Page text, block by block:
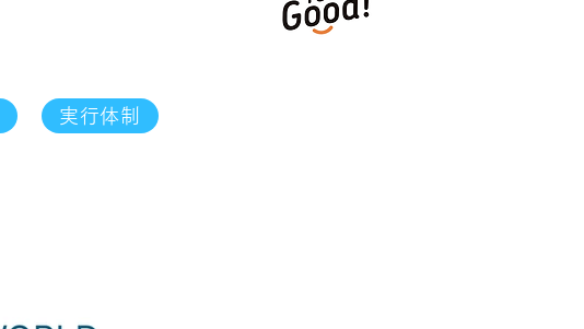
実行体制